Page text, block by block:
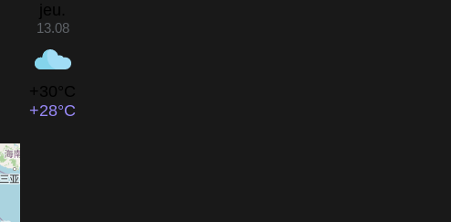
jeu.
13.08
+30°C
+28°C